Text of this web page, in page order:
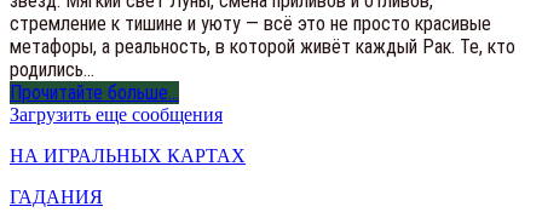
стремление к тишине и уюту — всё это не просто красивые
метафоры, а реальность, в которой живёт каждый Рак. Те, кто
родились…
Прочитайте больше...
Загрузить еще сообщения
НА ИГРАЛЬНЫХ КАРТАХ
ГАДАНИЯ